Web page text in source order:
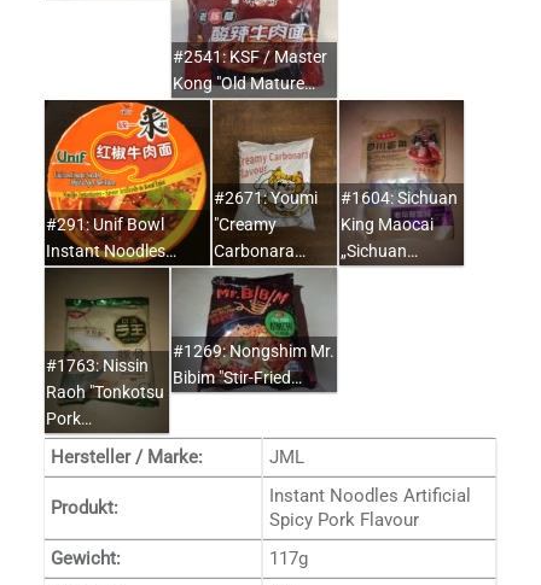
#2541: KSF / Master
Kong "Old Mature…
#291: Unif Bowl
Instant Noodles…
#2671: Youmi
"Creamy
Carbonara…
#1604: Sichuan
King Maocai
„Sichuan…
#1763: Nissin
Raoh "Tonkotsu
Pork…
#1269: Nongshim Mr.
Bibim "Stir-Fried…
Hersteller / Marke: JML
Produkt:
Instant Noodles Artificial
Spicy Pork Flavour
Gewicht:
117g